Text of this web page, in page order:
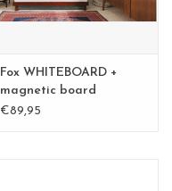
Fox WHITEBOARD +
magnetic board
medium
€89,95